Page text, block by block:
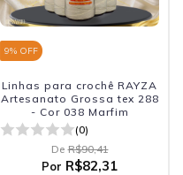
9% OFF
Linhas para crochê RAYZA
Artesanato Grossa tex 288
- Cor 038 Marfim
(0)
De R$90,41
Por R$82,31